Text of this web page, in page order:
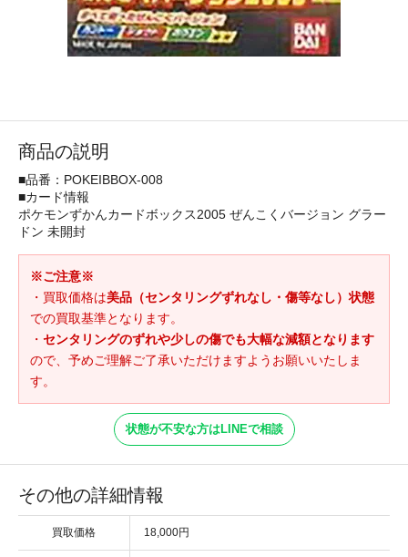
商品の説明
■品番：POKEIBBOX-008
■カード情報
ポケモンずかんカードボックス2005 ぜんこくバージョン グラー
ドン 未開封
※ご注意※
・買取価格は美品（センタリングずれなし・傷等なし）状態
での買取基準となります。
・ センタリングのずれや少しの傷でも大幅な減額となります
ので、予めご理解ご了承いただけますようお願いいたしま
す。
状態が不安な方はLINEで相談
その他の詳細情報
買取価格 18,000円